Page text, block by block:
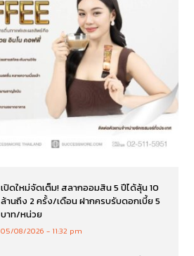
เปิดใหม่จัดเต็ม! สลากออมสิน 5 ปีได้ลุ้น 10
ล้านถึง 2 ครั้ง/เดือน ฝากครบรับดอกเบี้ย 5
บาท/หน่วย
05/08/2026 11:32 pm